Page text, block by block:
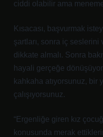
ciddi olabilir ama
Kısacası, başvurmak
şartları, sonra iç seslerini
dikkate almalı. Sonra
hayali gerçeğe
kahkaha atıyorsunuz, bir
çalışıyorsunuz.
“Ergenliğe giren kız
konusunda merak